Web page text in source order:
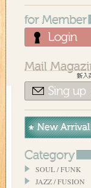
SOUL / FUNK
JAZZ / FUSION